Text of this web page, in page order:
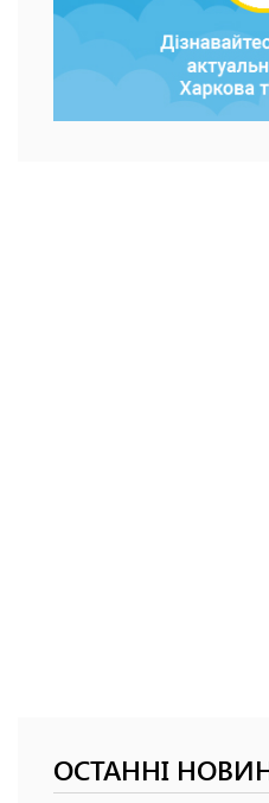
ОСТАННІ